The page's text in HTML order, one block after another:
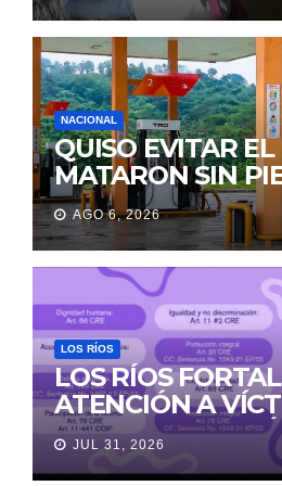
LA MORGUE
NACIONAL
QUISO EVITAR
MATARON SIN
AGO 6, 2026
LOS RÍOS
LOS RÍOS
ATENCIÓN A
VIOLENCIA DE
PARA EVITAR LA
JUL 31, 2026